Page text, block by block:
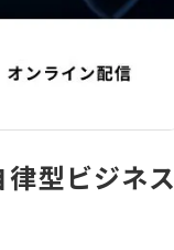
型ビジネス